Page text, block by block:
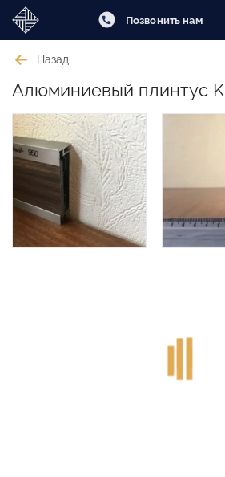
Позвонить нам
Назад
Алюминиевый плинтус